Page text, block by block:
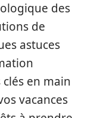
des
de
astuces
clés en main
vacances